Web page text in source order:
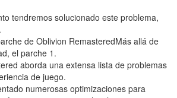
tendremos solucionado este problema,
de Oblivion RemasteredMás allá de
el parche 1.
aborda una extensa lista de problemas
de juego.
numerosas optimizaciones para